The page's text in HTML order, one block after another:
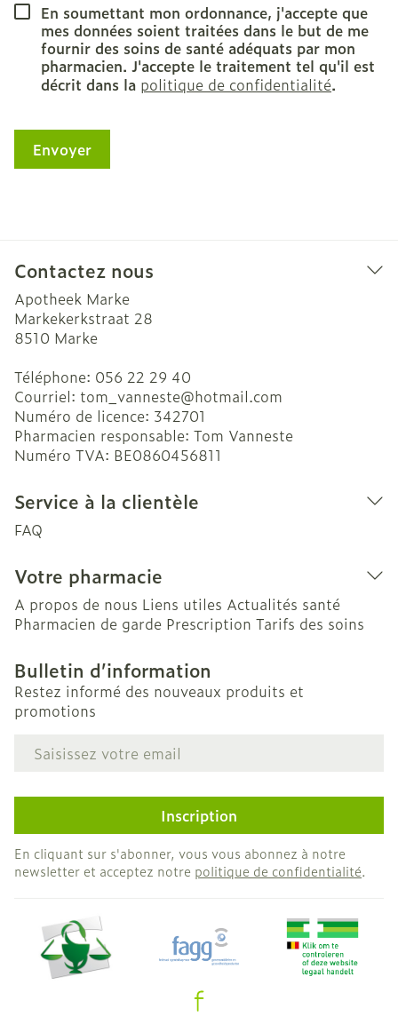
En soumettant mon ordonnance, j'accepte que
mes données soient traitées dans le but de me
fournir des soins de santé adéquats par mon
pharmacien. J'accepte le traitement tel qu'il est
décrit dans la politique de confidentialité.
Envoyer
Contactez nous
Apotheek Marke
Markekerkstraat 28
8510 Marke
Téléphone: 056 22 29 40
Courriel: tom_vanneste@hotmail.com
Numéro de licence: 342701
Pharmacien responsable: Tom Vanneste
Numéro TVA: BE0860456811
Service à la clientèle
FAQ
Votre pharmacie
A propos de nous Liens utiles Actualités santé
Pharmacien de garde Prescription Tarifs des soins
Bulletin d’information
Restez informé des nouveaux produits et
promotions
Adresse mail
Inscription
En cliquant sur s'abonner, vous vous abonnez à notre
newsletter et acceptez notre politique de confidentialité.